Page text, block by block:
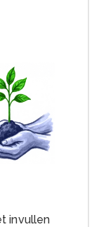
invullen